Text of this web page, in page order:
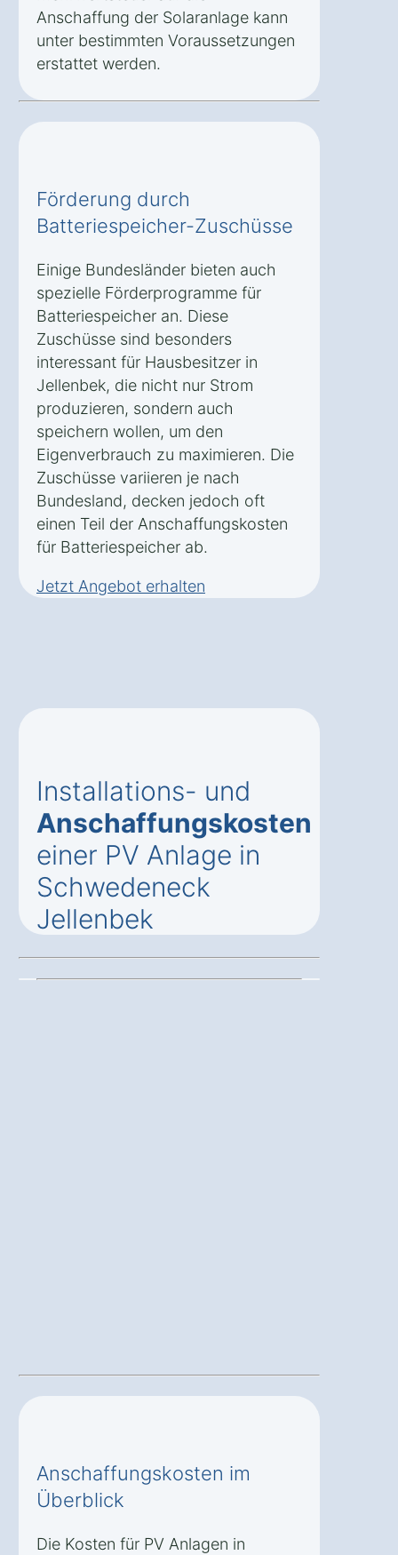
Anschaffung der Solaranlage kann
unter bestimmten Voraussetzungen
erstattet werden.
Förderung durch
Batteriespeicher-Zuschüsse
Einige Bundesländer bieten auch
spezielle Förderprogramme für
Batteriespeicher an. Diese
Zuschüsse sind besonders
interessant für Hausbesitzer in
Jellenbek, die nicht nur Strom
produzieren, sondern auch
speichern wollen, um den
Eigenverbrauch zu maximieren. Die
Zuschüsse variieren je nach
Bundesland, decken jedoch oft
einen Teil der Anschaffungskosten
für Batteriespeicher ab.
Jetzt Angebot erhalten
Installations- und
Anschaffungskosten
einer PV Anlage in
Schwedeneck
Jellenbek
Anschaffungskosten im
Überblick
Die Kosten für PV Anlagen in